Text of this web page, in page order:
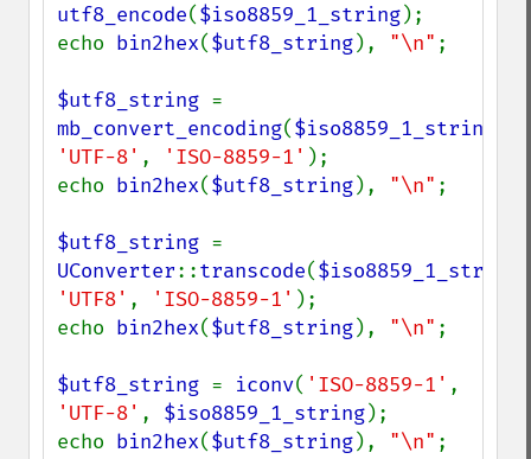
utf8_encode($iso8859_1_string);
echo bin2hex($utf8_string), "\n" ;
$utf8_string
mb_convert_encoding($iso8859_1_string
'UTF-8' , 'ISO-8859-1' );
echo bin2hex($utf8_string), "\n" ;
$utf8_string
UConverter::transcode($iso8859_1_string
'UTF8' , 'ISO-8859-1' );
echo bin2hex($utf8_string), "\n" ;
$utf8_string = iconv( 'ISO-8859-1'
'UTF-8' , $iso8859_1_string);
echo bin2hex($utf8_string), "\n"